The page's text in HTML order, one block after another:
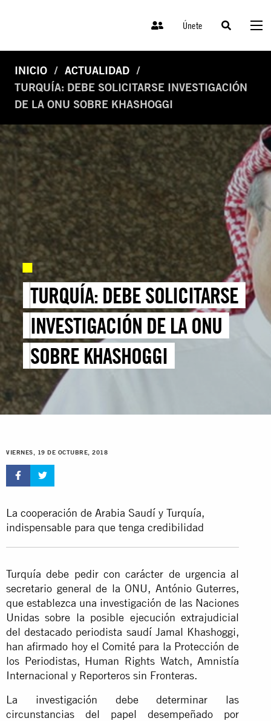
Únete
INICIO
ACTUALIDAD
TURQUÍA: DEBE SOLICITARSE INVESTIGACIÓN
DE LA ONU SOBRE KHASHOGGI
TURQUÍA: DEBE SOLICITARSE
INVESTIGACIÓN DE LA ONU
SOBRE KHASHOGGI
VIERNES, 19 DE OCTUBRE, 2018
La cooperación de Arabia Saudí y Turquía,
indispensable para que tenga credibilidad
Turquía debe pedir con carácter de urgencia al
secretario general de la ONU, António Guterres,
que establezca una investigación de las Naciones
Unidas sobre la posible ejecución extrajudicial
del destacado periodista saudí Jamal Khashoggi,
han afirmado hoy el Comité para la Protección de
los Periodistas, Human Rights Watch, Amnistía
Internacional y Reporteros sin Fronteras.
La investigación debe determinar las
circunstancias del papel desempeñado por